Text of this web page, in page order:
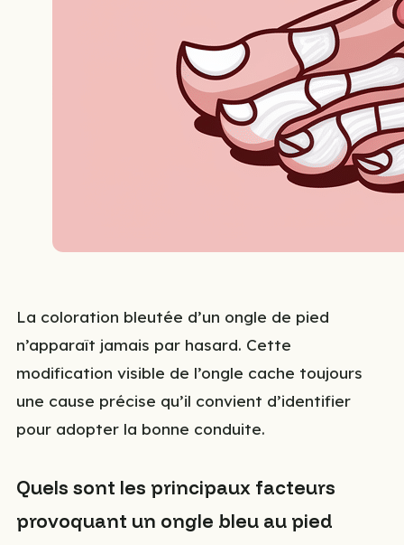
La coloration bleutée d’un ongle de pied
n’apparaît jamais par hasard. Cette
modification visible de l’ongle cache toujours
une cause précise qu’il convient d’identifier
pour adopter la bonne conduite.
Quels sont les principaux facteurs
provoquant un ongle bleu au pied